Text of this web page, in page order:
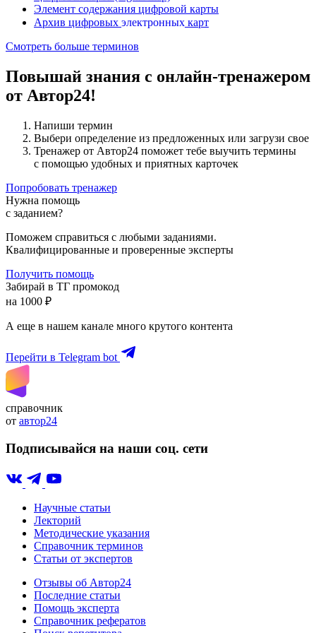
Элемент содержания цифровой карты
Архив цифровых электронных
электронныхкарт
Смотреть больше терминов
Повышай знания с онлайн-тренажером
от Автор24!
Напиши термин
Выбери определение из предложенных или загрузи свое
Тренажер от Автор24 поможет тебе выучить термины
с помощью удобных и приятных карточек
Попробовать тренажер
Нужна помощь
с заданием?
Поможем справиться с любыми заданиями.
Квалифицированные и проверенные эксперты
Получить помощь
Забирай в ТГ промокод
на 1000 ₽
А еще в нашем канале много крутого контента
Перейти в Telegram bot
справочник
от автор24
Подписывайся на наши соц. сети
Научные статьи
Лекторий
Методические указания
Справочник терминов
Статьи от экспертов
Отзывы об Автор24
Последние статьи
Помощь эксперта
Справочник рефератов